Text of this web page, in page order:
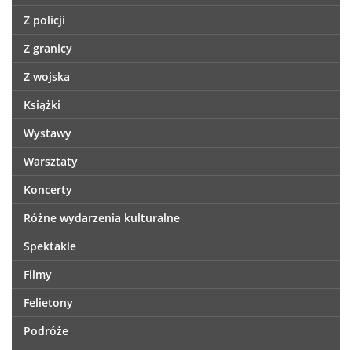
Z policji
Z granicy
Z wojska
Książki
Wystawy
Warsztaty
Koncerty
Różne wydarzenia kulturalne
Spektakle
Filmy
Felietony
Podróże